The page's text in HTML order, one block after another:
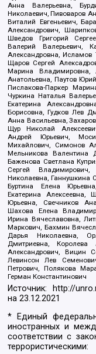
Анна Валерьевна,
Николаевич, Пивоваров
Виталий Евгеньевич,
Александрович,
Шведов Григорий
Валерий Валерьевич,
Александровна, Исламов
Щаров Сергей
Марина Владимировна,
Анатольевна, Паутов
Пислакова-Паркер
Чуркина Наталья
Екатерина
Борисовна, Гудков Лев
Анна Васильевна,
Щур Николай
Андрей Юрьевич,
Михайлович, Симонов
Мельникова Валентина
Баженова Светлана
Сергей
Николаевна, Ганнушкина
Буртина Елена
Екатерина Алексеевна,
Юрьевна, Свечников
Шахова Елена
Ирина Вячеславовна,
Маркович, Бахмин
Дарья Николаевна,
Дмитриевна, Королева
Александрович, Вицин
Левинсон Лев
Петрович, Полякова
Герман Константинович
Источник: http://
на23.12.2021
* Единый
иностранных и
соответствии с
террористическими: